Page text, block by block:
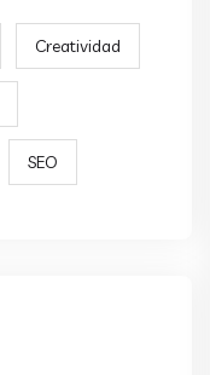
Creatividad
SEO